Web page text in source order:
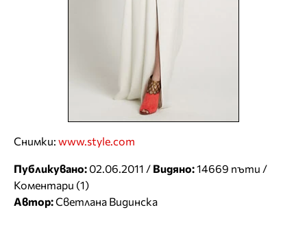
Снимки: www.style.com
Публикувано: 02.06.2011 / Видяно:14669 пъти /
Коментари (1)
Автор:Светлана Видинска